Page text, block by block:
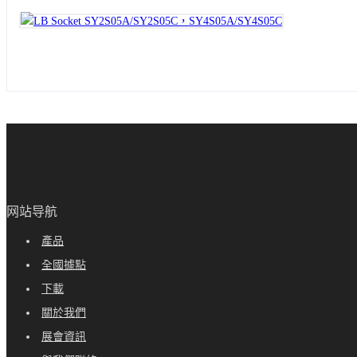
网站导航
產品
全國據點
下載
關於我們
展會資訊